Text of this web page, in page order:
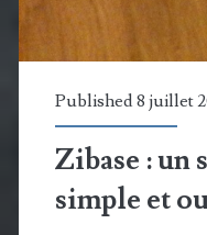
à
Published 8 juillet
Zibase : un
simple et